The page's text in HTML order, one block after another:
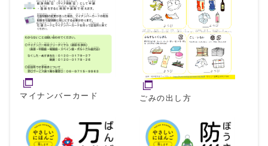
マイナンバーカード ごみの出し方